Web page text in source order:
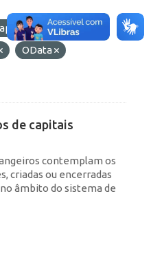
Estrangeiros
OData
de capitais
contemplam os
criadas ou encerradas
âmbito do sistema de